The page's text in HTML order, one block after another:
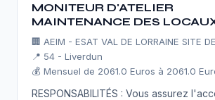
MONITEUR D'ATELIER
MAINTENANCE DES
🏢 AEIM - ESAT VAL DE LORRAINE SITE
📍 54 - Liverdun
💰 Mensuel de 2061.0 Euros à 2061.0
RESPONSABILITÉS : Vous assurez